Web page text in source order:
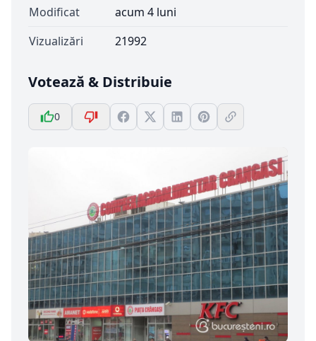
Modificat
acum 4 luni
Vizualizări
21992
Votează & Distribuie
0